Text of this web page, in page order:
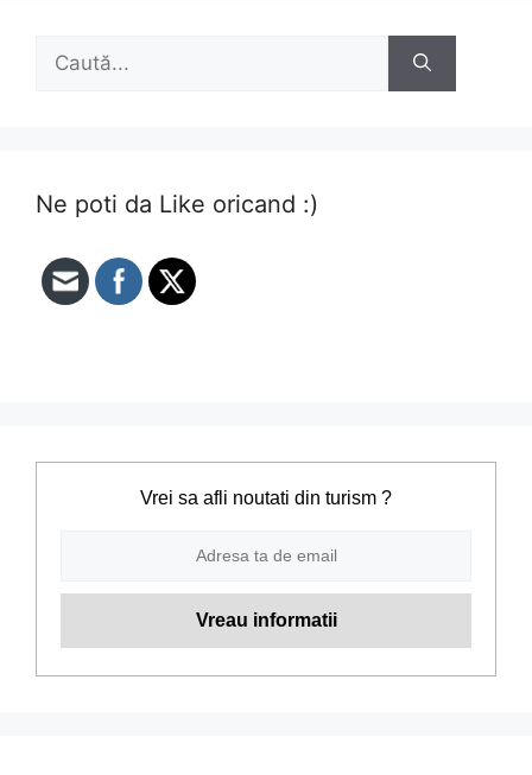
Caută
Ne poti da Like oricand :)
Vrei sa afli noutati din turism ?